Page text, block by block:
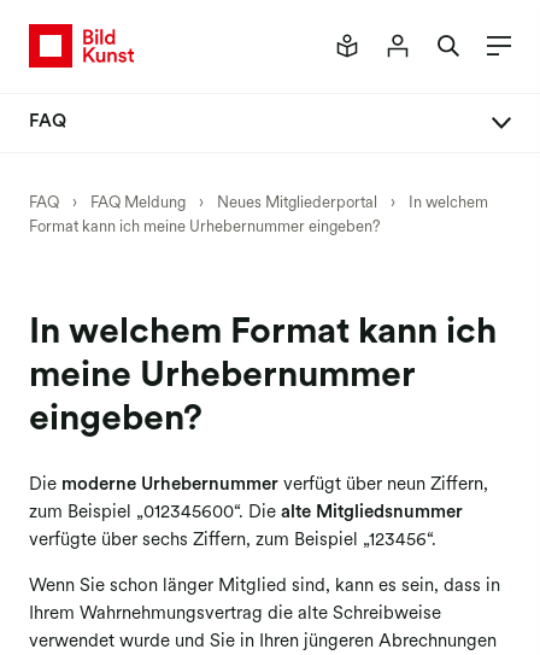
FAQ
Neues Mitgliederportal
Meldung Buch
Meldung Einzelbilder
Meldung Honorar
Meldung Kunst am Bau
Meldung Social Media
Meldung Bildagenturen
Meldung Buchverlage
FAQ › FAQ Meldung › Neues Mitgliederportal ›
In welchem
Format kann ich meine Urhebernummer eingeben?
In welchem Format kann ich
meine Urhebernummer
eingeben?
Die moderne Urhebernummer verfügt über neun Ziffern,
zum Beispiel „012345600“. Die alte Mitgliedsnummer
verfügte über sechs Ziffern, zum Beispiel „123456“.
Wenn Sie schon länger Mitglied sind, kann es sein, dass in
Ihrem Wahrnehmungsvertrag die alte Schreibweise
verwendet wurde und Sie in Ihren jüngeren Abrechnungen